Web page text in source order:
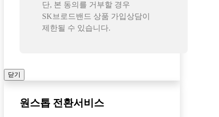
단, 본 동의를 거부할 경우
SK브로드밴드 상품 가입상담이
제한될 수 있습니다.
닫기
원스톱 전환서비스